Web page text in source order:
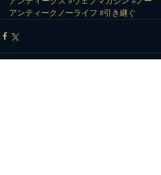
アンティークノーライフ #引き継ぐ